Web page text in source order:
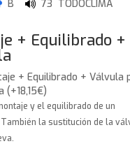
B 73 TODOCLIMA
+ Equilibrado +
+ Equilibrado + Válvula
(+18,15€)
y el equilibrado de un
la sustitución de la